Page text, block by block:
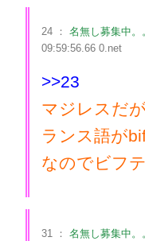
24 ： 名無し募集中。
09:59:56.66 0.net
>>23
マジレスだ
ランス語が
なのでビフ
31 ： 名無し募集中。